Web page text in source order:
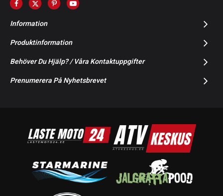
Information
Produktinformation
Behöver Du Hjälp? / Våra Kontaktuppgifter
Prenumerera På Nyhetsbrevet